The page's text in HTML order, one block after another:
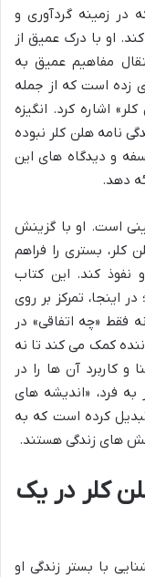
در زمینه گردآوری و
او با درک عمیق از
مفاهیم عمیق به
زده است که از جمله
اشاره کرد. انگیزه
نامه هلن کلر نبوده
و دیدگاه های این
دهد.
است. او با گزینش
بستری را فراهم
نفوذ کند. این کتاب
اینجا، تمرکز بر روی
فقط «چه اتفاقی» در
کمک می کند تا نه
و کاربرد آن ها را در
فرد، «اندیشه های
کرده است که به
های زندگی هستند.
کلر در یک
با بستر زندگی او